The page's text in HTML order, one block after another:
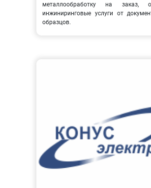
металлообработку на заказ,
инжиниринговые услуги от
образцов.